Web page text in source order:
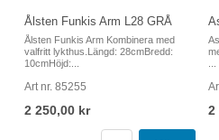
Ålsten Funkis Arm L28 GRÅ
Ålsten Funkis Arm Kombinera med
valfritt lykthus.Längd: 28cmBredd:
10cmHöjd:...
Art nr. 85255
2 250,00 kr 2